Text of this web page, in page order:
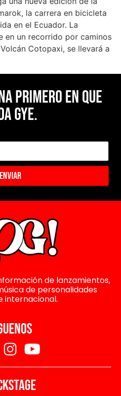
la carrera en bicicleta
en el Ecuador. La
en un recorrido por caminos
Cotopaxi, se llevará a
primero en Que
Gye.
Enviar
de lanzamientos,
de personalidades
internacional.